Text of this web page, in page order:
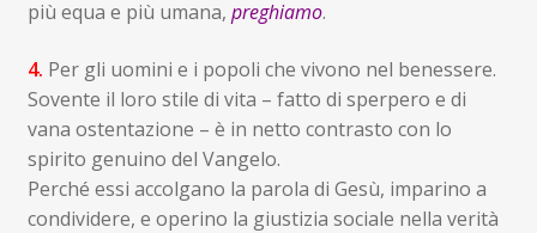
più equa e più umana, preghiamo.
4. Per gli uomini e i popoli che vivono nel benessere.
Sovente il loro stile di vita – fatto di sperpero e di
vana ostentazione – è in netto contrasto con lo
spirito genuino del Vangelo.
Perché essi accolgano la parola di Gesù, imparino a
condividere, e operino la giustizia sociale nella verità